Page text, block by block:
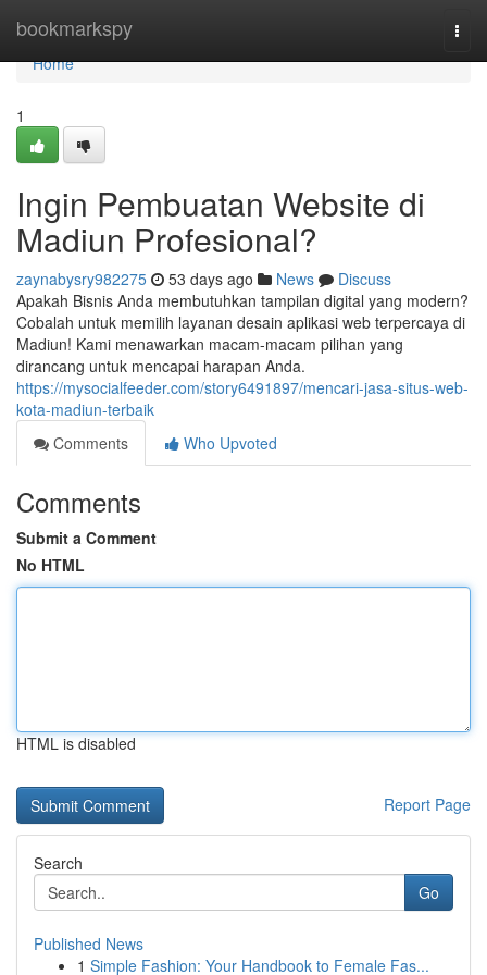
bookmarkspy
Home
Home
1
Ingin Pembuatan Website di
Madiun Profesional?
zaynabysry982275 53 days ago News
Discuss
Apakah Bisnis Anda membutuhkan tampilan digital yang modern?
Cobalah untuk memilih layanan desain aplikasi web terpercaya di
Madiun! Kami menawarkan macam-macam pilihan yang
dirancang untuk mencapai harapan Anda.
https://mysocialfeeder.com/story6491897/mencari-jasa-situs-web-
kota-madiun-terbaik
Comments
Who Upvoted
Comments
Submit a Comment
No HTML
HTML is disabled
Report Page
Search
Go
Published News
1 Simple Fashion: Your Handbook to Female Fas...